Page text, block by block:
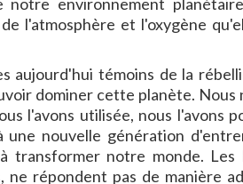
l'atmosphère et l'oxygène
aujourd'hui témoins de la
dominer cette planète. Nous
l'avons utilisée, nous l'avons
une nouvelle génération
transformer notre monde.
ne répondent pas de manière